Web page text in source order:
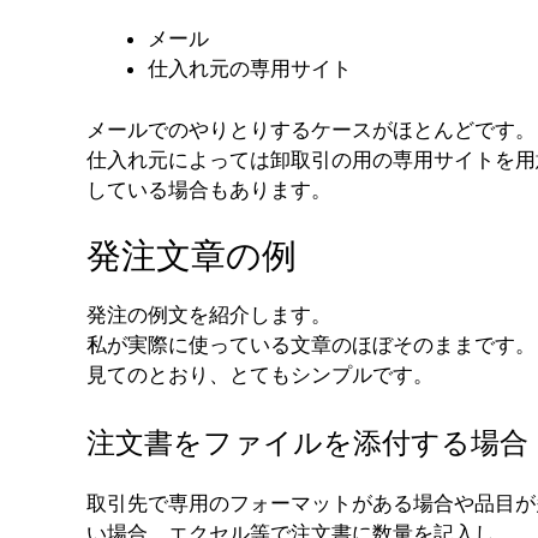
メール
仕入れ元の専用サイト
メールでのやりとりするケースがほとんどです。
仕入れ元によっては卸取引の用の専用サイトを
している場合もあります。
発注文章の例
発注の例文を紹介します。
私が実際に使っている文章のほぼそのままです。
見てのとおり、とてもシンプルです。
注文書をファイルを添付する場合
取引先で専用のフォーマットがある場合や品目
い場合、エクセル等で注文書に数量を記入し、